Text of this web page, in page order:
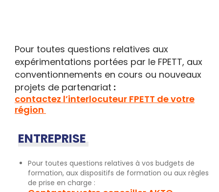
Pour toutes questions relatives aux
expérimentations portées par le FPETT, aux
conventionnements en cours ou nouveaux
projets de partenariat :
contactez l’interlocuteur FPETT de votre
région
ENTREPRISE
Pour toutes questions relatives à vos budgets de
formation, aux dispositifs de formation ou aux règles
de prise en charge :